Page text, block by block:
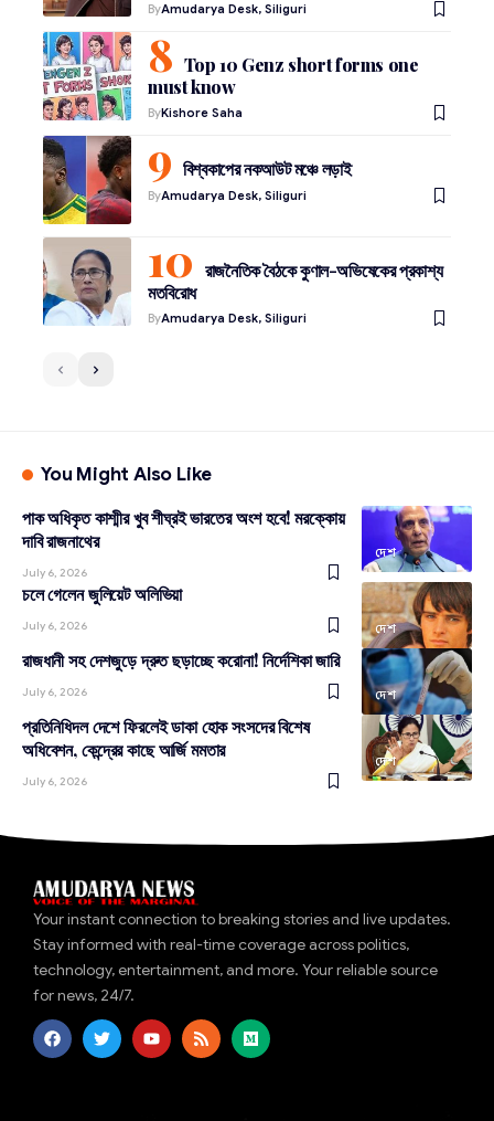
ByAmudarya Desk, Siliguri
Top 10 Genz short forms one
must know
ByKishore Saha
বিশ্বকাপের নকআউট মঞ্চে লড়াই
ByAmudarya Desk, Siliguri
রাজনৈতিক বৈঠকে কুণাল-অভিষেকের প্রকাশ্য
মতবিরোধ
ByAmudarya Desk, Siliguri
You Might Also Like
দেশ
পাক অধিকৃত কাশ্মীর খুব শীঘ্রই ভারতের অংশ হবে! মরক্কোয়
দাবি রাজনাথের
July 6, 2026
দেশ
চলে গেলেন জুলিয়েট অলিভিয়া
July 6, 2026
দেশ
রাজধানী সহ দেশজুড়ে দ্রুত ছড়াচ্ছে করোনা! নির্দেশিকা জারি
July 6, 2026
দেশ
প্রতিনিধিদল দেশে ফিরলেই ডাকা হোক সংসদের বিশেষ
অধিবেশন, কেন্দ্রের কাছে আর্জি মমতার
July 6, 2026
Your instant connection to breaking stories and live updates.
Stay informed with real-time coverage across politics,
technology, entertainment, and more. Your reliable source
for news, 24/7.